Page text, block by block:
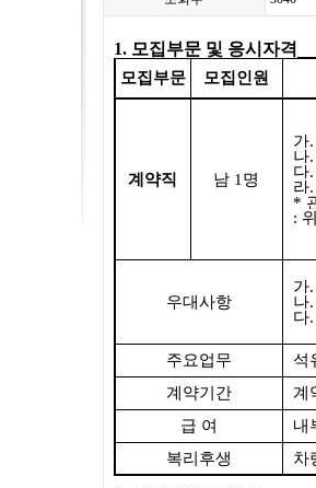
1. 모집부문 및 응시자격
모집부문 모집인원
계약직 남 1 명
가
나
다
라
*
:
우대사항
가
나
다
주요업무
석
계약기간
계
급 여
내
복리후생
차